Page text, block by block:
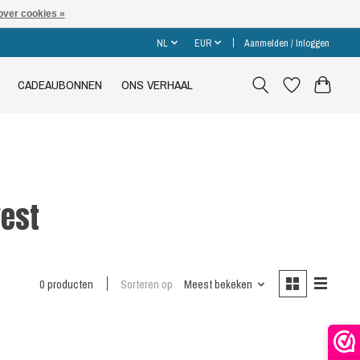
NL EUR Aanmelden / Inloggen
CADEAUBONNEN ONS VERHAAL
0 producten Sorteren op Meest bekeken
cookies »